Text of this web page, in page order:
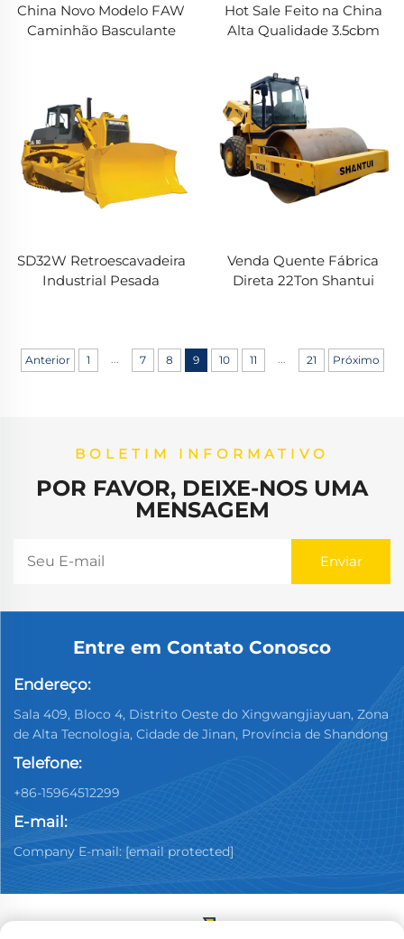
China Novo Modelo FAW
Caminhão Basculante
para Mineração à Venda
Hot Sale Feito na China
Alta Qualidade 3.5cbm
Concreto com Auto
Carregamento com
Chassi Articulado
SD32W Retroescavadeira
Industrial Pesada
Componentes Principais
Venda Quente Fábrica
Direta 22Ton Shantui
com Uma Só Roda
Anterior 1 ... 7 8 9 10 11 ... 21 Próximo
BOLETIM INFORMATIVO
POR FAVOR, DEIXE-NOS UMA
MENSAGEM
Entre em Contato Conosco
Endereço:
Sala 409, Bloco 4, Distrito Oeste do Xingwangjiayuan, Zona
de Alta Tecnologia, Cidade de Jinan, Província de Shandong
Telefone:
+86-15964512299
E-mail:
Company E-mail: [email protected]